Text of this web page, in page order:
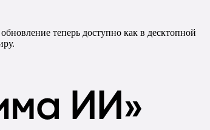
теперь доступно как в десктопной
ИИ»